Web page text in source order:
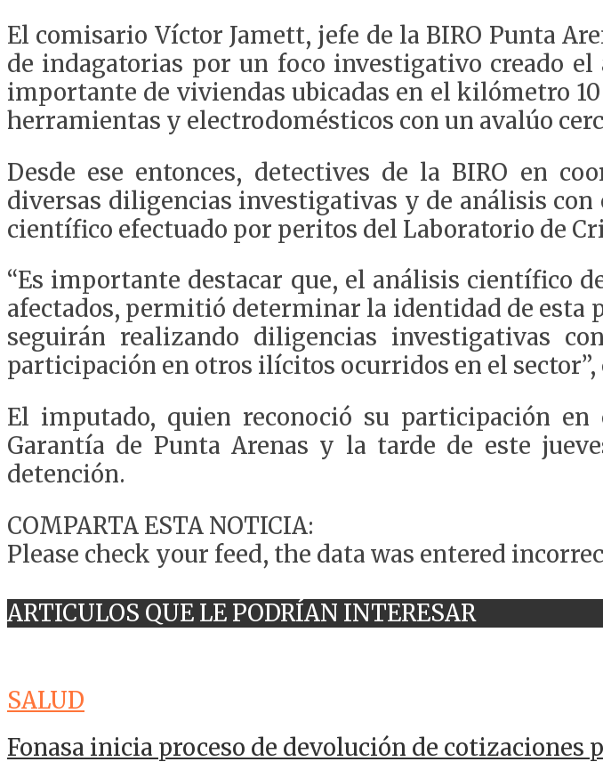
El comisario Víctor Jamett, jefe de la BIRO Punta
de indagatorias por un foco investigativo creado el
importante de viviendas ubicadas en el kilómetro
herramientas y electrodomésticos con un avalúo
Desde ese entonces, detectives de la BIRO en
diversas diligencias investigativas y de análisis con
científico efectuado por peritos del Laboratorio de
“Es importante destacar que, el análisis científico
afectados, permitió determinar la identidad de esta
seguirán realizando diligencias investigativas
participación en otros ilícitos ocurridos en el
El imputado, quien reconoció su participación
Garantía de Punta Arenas y la tarde de este
detención.
COMPARTA ESTA NOTICIA:
Please check your feed, the data was entered
ARTICULOS QUE LE PODRÍAN INTERESAR
SALUD
Fonasa inicia proceso de devolución de cotizaciones